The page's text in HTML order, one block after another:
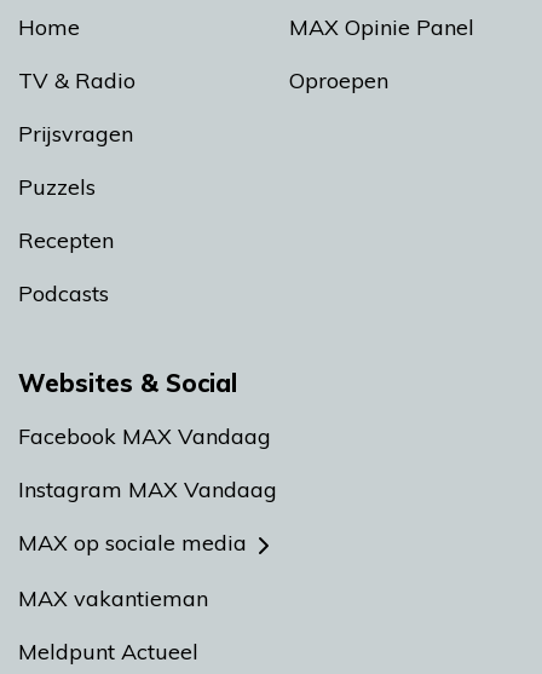
Home
TV & Radio
Prijsvragen
Puzzels
Recepten
Podcasts
MAX Opinie Panel
Oproepen
Websites & Social
Facebook MAX Vandaag
Instagram MAX Vandaag
MAX op sociale media
MAX vakantieman
Meldpunt Actueel